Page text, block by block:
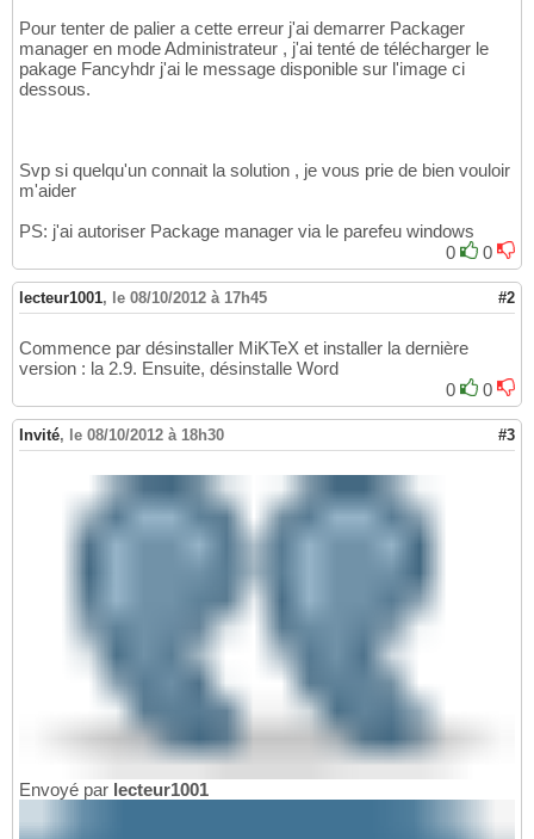
Pour tenter de palier a cette erreur j'ai demarrer Packager
manager en mode Administrateur , j'ai tenté de télécharger le
pakage Fancyhdr j'ai le message disponible sur l'image ci
dessous.
Svp si quelqu'un connait la solution , je vous prie de bien vouloir
m'aider
PS: j'ai autoriser Package manager via le parefeu windows
0
0
lecteur1001, le 08/10/2012 à 17h45 #2
Commence par désinstaller MiKTeX et installer la dernière
version : la 2.9. Ensuite, désinstalle Word
0
0
Invité, le 08/10/2012 à 18h30 #3
Envoyé par lecteur1001